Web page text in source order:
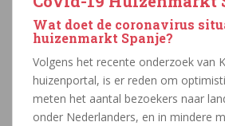
Wat doet de coronavirus
huizenmarkt Spanje?
Volgens het recente onderzoek van
huizenportal, is er reden om
meten het aantal bezoekers naar
onder Nederlanders, en in mindere